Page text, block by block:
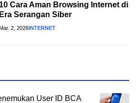
10 Cara Aman Browsing Internet di
Era Serangan Siber
2, 2026INTERNET
User ID BCA